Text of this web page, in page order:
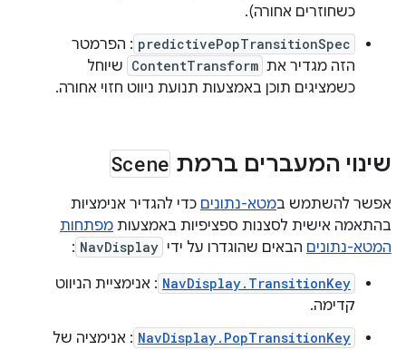
כשחוזרים אחורה).
predictivePopTransitionSpec : הפרמטר
הזה מגדיר את ContentTransform שיוחל
כשמציגים תוכן באמצעות תנועת ניווט חזוי אחורה.
שינוי המעברים ברמת Scene
אפשר להשתמש במטא-נתונים כדי להגדיר אנימציות
בהתאמה אישית לסצנות ספציפיות באמצעות מפתחות
המטא-נתונים הבאים שהוגדרו על ידי NavDisplay
:
NavDisplay.TransitionKey : אנימציית הניווט
קדימה.
NavDisplay.PopTransitionKey : אנימציה של